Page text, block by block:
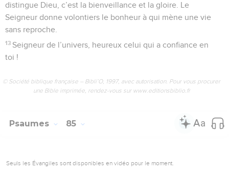
distingue Dieu, c’est la bienveillance et la gloire. Le
Seigneur donne volontiers le bonheur à qui mène une vie
sans reproche.
13 Seigneur de l’univers, heureux celui qui a confiance en
toi !
© Société biblique française – Bibli’O, 1997, avec autorisation. Pour vous procurer
une Bible imprimée, rendez-vous sur www.editionsbiblio.fr
Psaumes 85
Seuls les Évangiles sont disponibles en vidéo pour le moment.